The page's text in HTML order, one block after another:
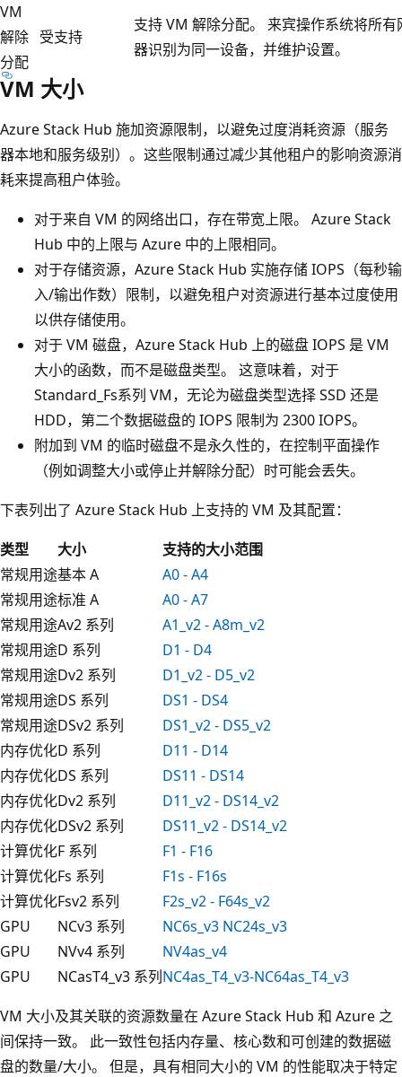
VM
解除
分配
受支持
支持 VM 解除分配。 来宾操作系统将所有
器识别为同一设备，并维护设置。
VM 大小
Azure Stack Hub 施加资源限制，以避免过度消耗资源（服务
器本地和服务级别）。这些限制通过减少其他租户的影响资源消
耗来提高租户体验。
对于来自 VM 的网络出口，存在带宽上限。 Azure Stack
Hub 中的上限与 Azure 中的上限相同。
对于存储资源，Azure Stack Hub 实施存储 IOPS（每秒输
入/输出作数）限制，以避免租户对资源进行基本过度使用
以供存储使用。
对于 VM 磁盘，Azure Stack Hub 上的磁盘 IOPS 是 VM
大小的函数，而不是磁盘类型。 这意味着，对于
Standard_Fs系列 VM，无论为磁盘类型选择 SSD 还是
HDD，第二个数据磁盘的 IOPS 限制为 2300 IOPS。
附加到 VM 的临时磁盘不是永久性的，在控制平面操作
（例如调整大小或停止并解除分配）时可能会丢失。
下表列出了 Azure Stack Hub 上支持的 VM 及其配置：
类型
大小
支持的大小范围
常规用途基本 A
A0 - A4
常规用途标准 A
A0 - A7
常规用途Av2 系列
A1_v2 - A8m_v2
常规用途D 系列
D1 - D4
常规用途Dv2 系列
D1_v2 - D5_v2
常规用途DS 系列
DS1 - DS4
常规用途DSv2 系列
DS1_v2 - DS5_v2
内存优化D 系列
D11 - D14
内存优化DS 系列
DS11 - DS14
内存优化Dv2 系列
D11_v2 - DS14_v2
内存优化DSv2 系列
DS11_v2 - DS14_v2
计算优化F 系列
F1 - F16
计算优化Fs 系列
F1s - F16s
计算优化Fsv2 系列
F2s_v2 - F64s_v2
GPU
NCv3 系列
NC6s_v3 NC24s_v3
GPU
NVv4 系列
NV4as_v4
GPU
NCasT4_v3 系列NC4as_T4_v3-NC64as_T4_v3
VM 大小及其关联的资源数量在 Azure Stack Hub 和 Azure 之
间保持一致。 此一致性包括内存量、核心数和可创建的数据磁
盘的数量/大小。 但是，具有相同大小的 VM 的性能取决于特定